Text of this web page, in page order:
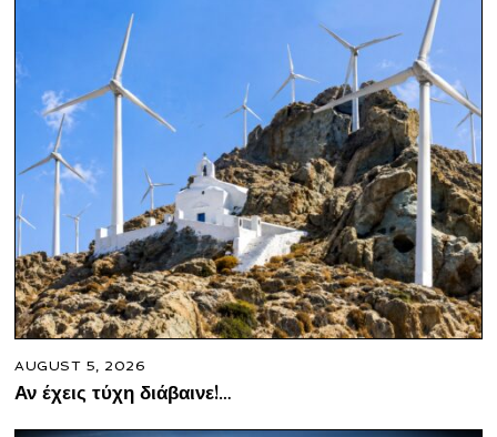
AUGUST 5, 2026
Αν έχεις τύχη διάβαινε!…